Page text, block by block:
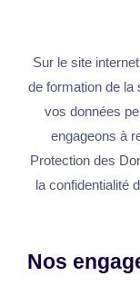
Sur le site
de formation de la
vos données
engageons à
Protection des
la confidentialité
Nos